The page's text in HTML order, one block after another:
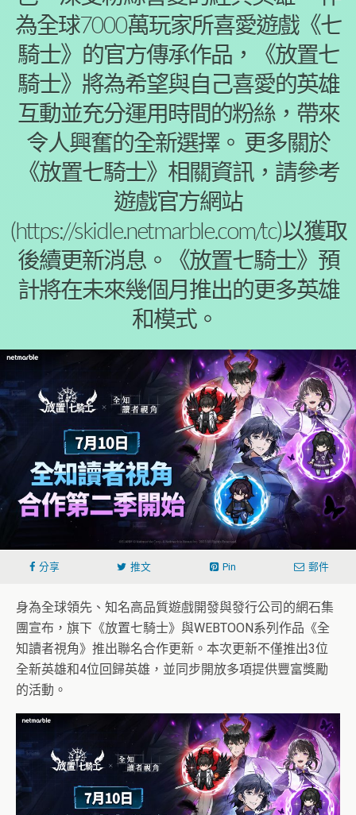
為全球7000萬玩家所喜愛遊戲《七
騎士》的官方傳承作品，《放置七
騎士》將為希望與自己喜愛的英雄
互動並充分運用時間的粉絲，帶來
令人興奮的全新選擇。 更多關於
《放置七騎士》相關資訊，請參考
遊戲官方網站
(https://skidle.netmarble.com/tc)以獲取
後續更新消息。《放置七騎士》預
計將在未來幾個月推出的更多英雄
和模式。
分享 推文 Pin 郵件
身為全球領先、知名高品質遊戲開發與發行公司的網石集
團宣布，旗下《放置七騎士》與WEBTOON系列作品《全
知讀者視角》推出聯名合作更新。本次更新不僅推出3位
全新英雄和4位回歸英雄，並同步開放多項提供豐富獎勵
的活動。